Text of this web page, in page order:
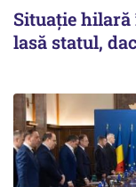
Situație hilară
lasă statul,